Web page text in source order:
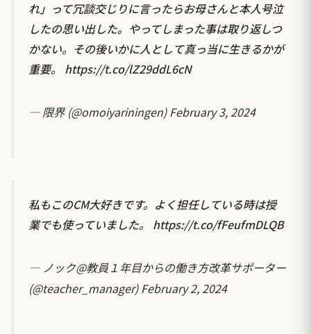
れ」って冗談交じりに言ったらお母さんと本人号泣
したの思い出した。やってしまった事は取り返しつ
かない。その後いかに人として真っ当に生きるかが
重要。 https://t.co/lZ29ddL6cN
— 限界 (@omoiyariningen)February 3, 2024
私もこのCM大好きです。よく担任している時は授
業でも使っていました。 https://t.co/fFeufmDLQB
— ノック@教員１年目からの働き方改革サポーター
(@teacher_manager)February 2, 2024